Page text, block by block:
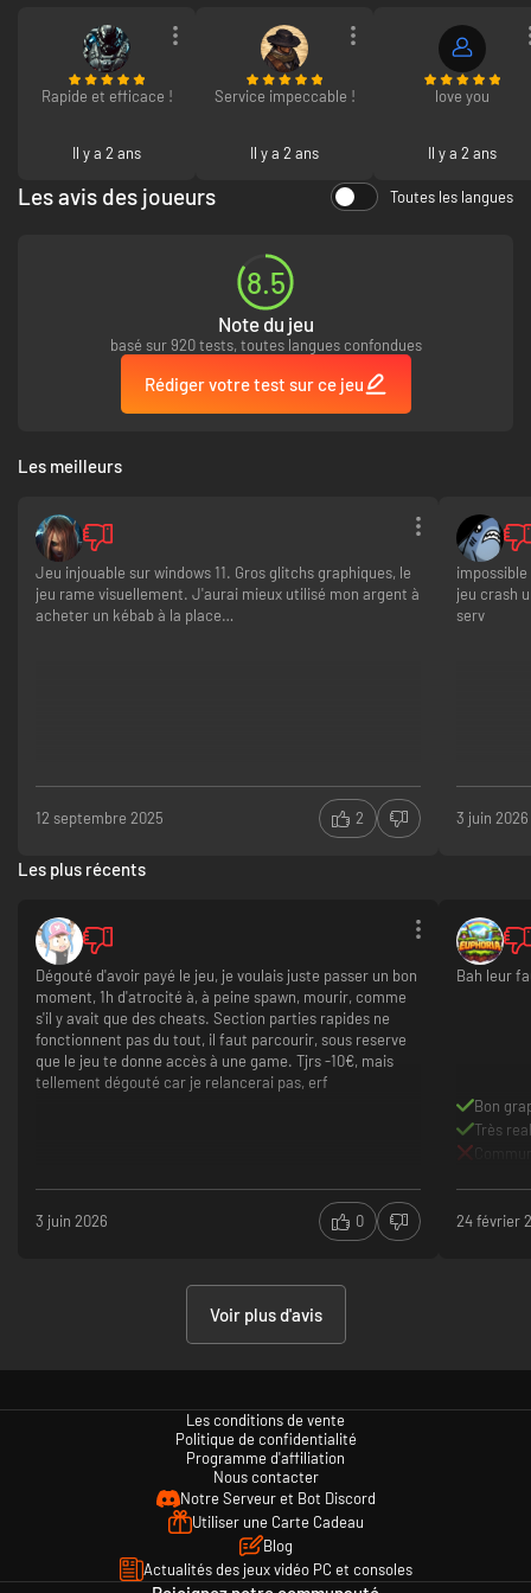
Rapide et efficace !
Il y a 2 ans
Service impeccable !
Il y a 2 ans
love you
Il y a 2 ans
Les avis des joueurs Toutes les langues
8.5
Note du jeu
basé sur 920 tests, toutes langues confondues
Rédiger votre test sur ce jeu
Les meilleurs
Jeu injouable sur windows 11. Gros glitchs graphiques, le
jeu rame visuellement. J'aurai mieux utilisé mon argent à
acheter un kébab à la place…
12 septembre 2025 2
jeu crash
serv
3 juin 2026
Les plus récents
Dégouté d'avoir payé le jeu, je voulais juste passer un bon
moment, 1h d'atrocité à, à peine spawn, mourir, comme
s'il y avait que des cheats. Section parties rapides ne
fonctionnent pas du tout, il faut parcourir, sous reserve
que le jeu te donne accès à une game. Tjrs -10€, mais
tellement dégouté car je relancerai pas, erf
3 juin 2026 0
Bah leur
Bon
Très
24 février
Voir plus d'avis
Les conditions de vente
Politique de confidentialité
Programme d'affiliation
Nous contacter
Notre Serveur et Bot Discord
Utiliser une Carte Cadeau
Blog
Actualités des jeux vidéo PC et consoles